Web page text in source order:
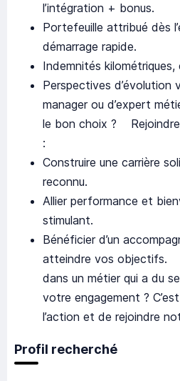
l’intégration + bonus.
Portefeuille attribué dès
démarrage rapide.
Indemnités
Perspectives
manager ou d’expert
le bon choix ? Rejoindre
:
Construire une carrière
reconnu.
Allier performance et
stimulant.
Bénéficier d’un
atteindre vos objectifs.
dans un métier qui a du
votre engagement ?
l’action et de rejoindre
Profil recherché